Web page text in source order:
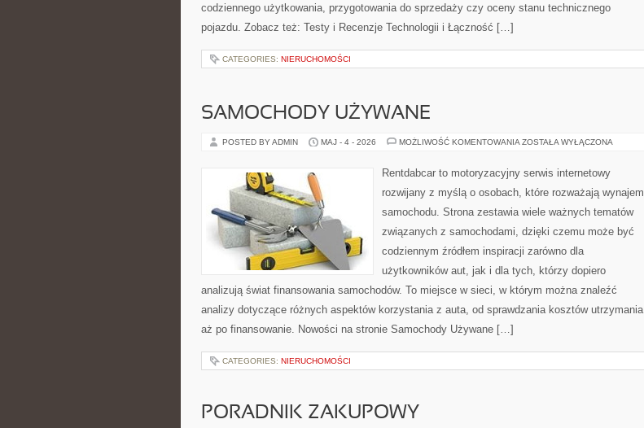
codziennego użytkowania, przygotowania do sprzedaży czy oceny stanu technicznego
pojazdu. Zobacz też: Testy i Recenzje Technologii i Łączność […]
CATEGORIES: NIERUCHOMOŚCI
SAMOCHODY UŻYWANE
POSTED BY ADMIN MAJ - 4 - 2026 MOŻLIWOŚĆ KOMENTOWANIA SAMOCHODY
ZOSTAŁA WYŁĄCZONA
Rentdabcar to motoryzacyjny serwis internetowy
rozwijany z myślą o osobach, które rozważają wynajem
samochodu. Strona zestawia wiele ważnych tematów
związanych z samochodami, dzięki czemu może być
codziennym źródłem inspiracji zarówno dla
użytkowników aut, jak i dla tych, którzy dopiero
analizują świat finansowania samochodów. To miejsce w sieci, w którym można znaleźć
analizy dotyczące różnych aspektów korzystania z auta, od sprawdzania kosztów utrzymania
aż po finansowanie. Nowości na stronie Samochody Używane […]
CATEGORIES: NIERUCHOMOŚCI
PORADNIK ZAKUPOWY